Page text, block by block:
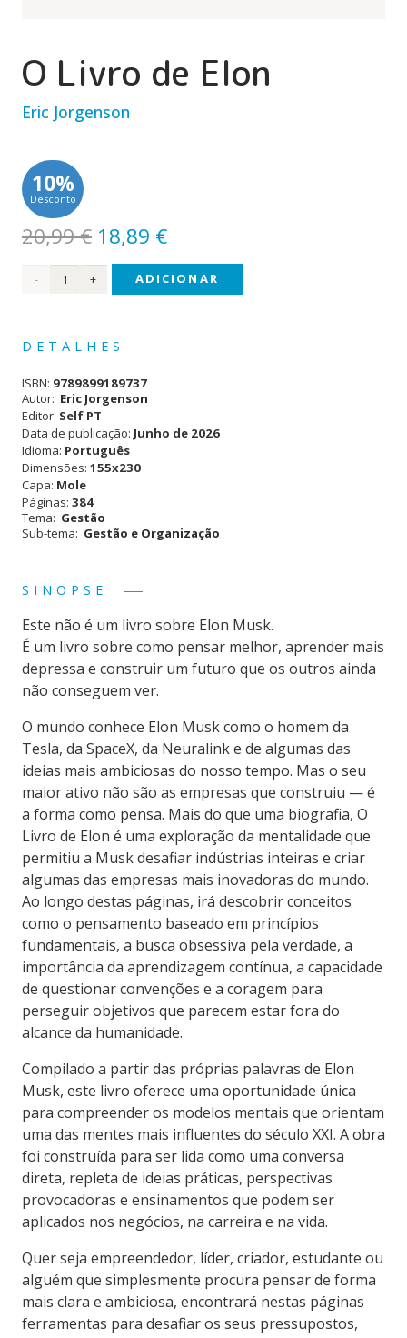
O Livro de Elon
Eric Jorgenson
10%
Desconto
20,99€ O
preço
original
20,99 €.
18,89 €O
preço
atual
Quantidade
Elon
ADICIONAR
DETALHES
ISBN: 9789899189737
Autor: Eric Jorgenson
Editor: Self PT
Data de publicação: Junho de 2026
Idioma: Português
Dimensões: 155x230
Capa: Mole
Páginas: 384
Tema: Gestão
Sub-tema: Gestão e Organização
SINOPSE
Este não é um livro sobre Elon Musk.
É um livro sobre como pensar melhor, aprender mais
depressa e construir um futuro que os outros ainda
não conseguem ver.
O mundo conhece Elon Musk como o homem da
Tesla, da SpaceX, da Neuralink e de algumas das
ideias mais ambiciosas do nosso tempo. Mas o seu
maior ativo não são as empresas que construiu — é
a forma como pensa. Mais do que uma biografia, O
Livro de Elon é uma exploração da mentalidade que
permitiu a Musk desafiar indústrias inteiras e criar
algumas das empresas mais inovadoras do mundo.
Ao longo destas páginas, irá descobrir conceitos
como o pensamento baseado em princípios
fundamentais, a busca obsessiva pela verdade, a
importância da aprendizagem contínua, a capacidade
de questionar convenções e a coragem para
perseguir objetivos que parecem estar fora do
alcance da humanidade.
Compilado a partir das próprias palavras de Elon
Musk, este livro oferece uma oportunidade única
para compreender os modelos mentais que orientam
uma das mentes mais influentes do século XXI. A obra
foi construída para ser lida como uma conversa
direta, repleta de ideias práticas, perspectivas
provocadoras e ensinamentos que podem ser
aplicados nos negócios, na carreira e na vida.
Quer seja empreendedor, líder, criador, estudante ou
alguém que simplesmente procura pensar de forma
mais clara e ambiciosa, encontrará nestas páginas
ferramentas para desafiar os seus pressupostos,